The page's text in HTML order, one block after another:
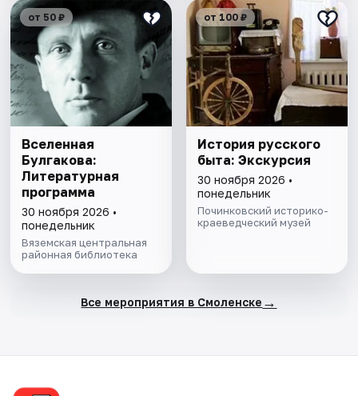
от 50 ₽
Вселенная
Булгакова:
Литературная
программа
30 ноября 2026 •
понедельник
Вяземская центральная
районная библиотека
от 100 ₽
История русского
быта: Экскурсия
30 ноября 2026 •
понедельник
Починковский историко-
краеведческий музей
Все мероприятия в Смоленске →